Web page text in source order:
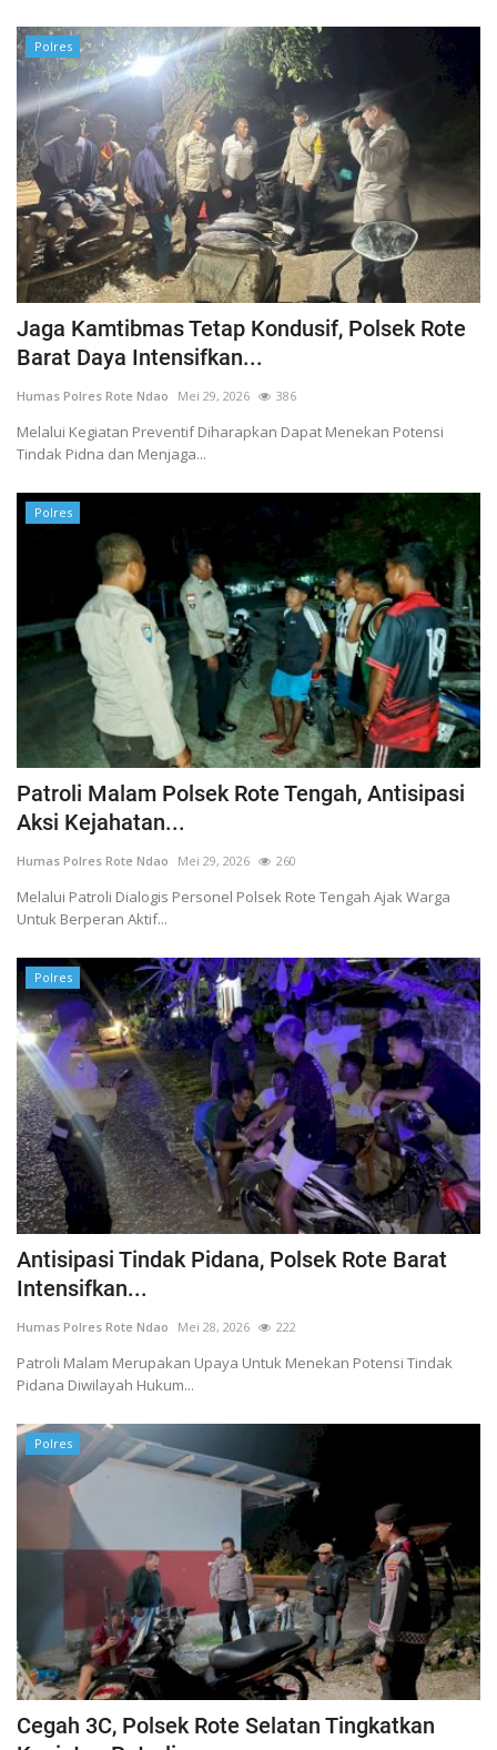
Polres
Jaga Kamtibmas Tetap Kondusif, Polsek Rote
Barat Daya Intensifkan...
Humas Polres Rote Ndao Mei 29, 2026 386
Melalui Kegiatan Preventif Diharapkan Dapat Menekan Potensi
Tindak Pidna dan Menjaga...
Polres
Patroli Malam Polsek Rote Tengah, Antisipasi
Aksi Kejahatan...
Humas Polres Rote Ndao Mei 29, 2026 260
Melalui Patroli Dialogis Personel Polsek Rote Tengah Ajak Warga
Untuk Berperan Aktif...
Polres
Antisipasi Tindak Pidana, Polsek Rote Barat
Intensifkan...
Humas Polres Rote Ndao Mei 28, 2026 222
Patroli Malam Merupakan Upaya Untuk Menekan Potensi Tindak
Pidana Diwilayah Hukum...
Polres
Cegah 3C, Polsek Rote Selatan Tingkatkan